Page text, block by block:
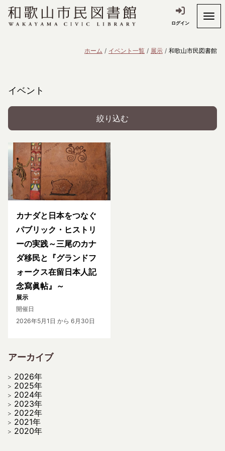
ログイン
ホーム イベント一覧 展示 和歌山市民図書館
イベント
絞り込む
カナダと日本をつなぐ
パブリック・ヒストリ
ーの実践～三尾のカナ
ダ移民と『グランドフ
ォークス在留日本人記
念寫眞帖』～
展示
開催日
2026年5月1日 から 6月30日
アーカイブ
2026年
2025年
2024年
2023年
2022年
2021年
2020年